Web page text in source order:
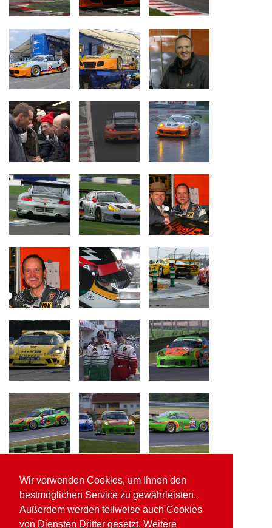
Wir verwenden Cookies, um Ihnen den
bestmöglichen Service zu gewährleisten.
Außerdem werden teilweise auch Cookies
von Diensten Dritter gesetzt. Weitere